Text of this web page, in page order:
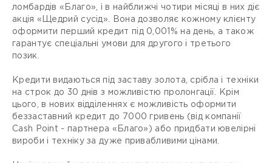
ломбардів «Благо», і в найближчі чотири місяці в них діє
акція «Щедрий сусід». Вона дозволяє кожному клієнту
оформити перший кредит під 0,001% на день, а також
гарантує спеціальні умови для другого і третього
позик.
Кредити видаються під заставу золота, срібла і техніки
на строк до 30 днів з можливістю пролонгації. Крім
цього, в нових відділеннях є можливість оформити
беззаставний кредит до 7000 гривень (від компанії
Cash Point - партнера «Благо») або придбати ювелірні
вироби і техніку за дуже привабливими цінами.